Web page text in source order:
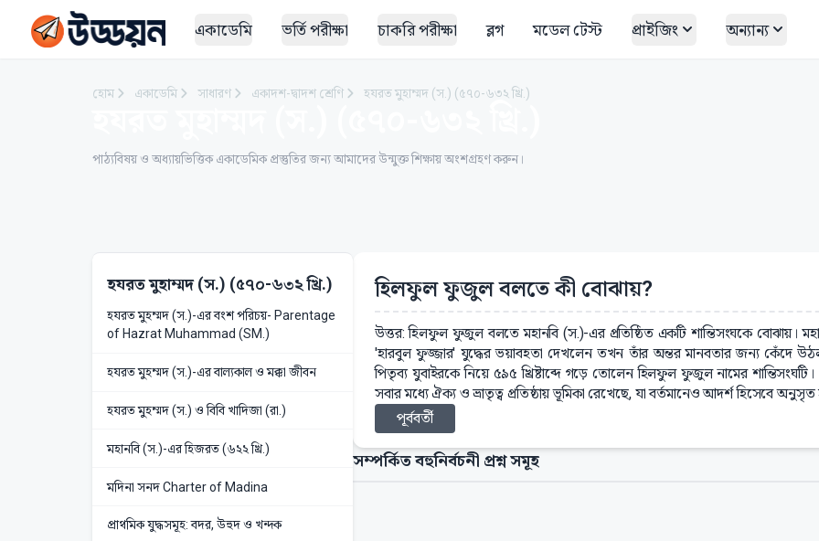
একাডেমি ভর্তি পরীক্ষা চাকরি পরীক্ষা ব্লগ মডেল টেস্ট প্রাইজিং অন্যান্য
হোম একাডেমি সাধারণ একাদশ-দ্বাদশ শ্রেণি হযরত মুহাম্মদ (স.) (৫৭০-৬৩২ খ্রি.)
পাঠ্যবিষয় ও অধ্যায়ভিত্তিক একাডেমিক প্রস্তুতির জন্য আমাদের উন্মুক্ত শিক্ষায় অংশগ্রহণ করুন।
হযরত মুহাম্মদ (স.) (৫৭০-৬৩২ খ্রি.)
হযরত মুহম্মদ (স.)-এর বংশ পরিচয়- Parentage
of Hazrat Muhammad (SM.)
হযরত মুহম্মদ (স.)-এর বাল্যকাল ও মক্কা জীবন
হযরত মুহম্মদ (স.) ও বিবি খাদিজা (রা.)
মহানবি (স.)-এর হিজরত (৬২২ খ্রি.)
মদিনা সনদ Charter of Madina
প্রাথমিক যুদ্ধসমূহ: বদর, উহুদ ও খন্দক
হিলফুল ফুজুল বলতে কী বোঝায়?
উত্তর: হিলফুল ফুজুল বলতে মহানবি (স.)-এর প্রতিষ্ঠিত একটি শান্তিসংঘকে বোঝায়।
'হারবুল ফুজ্জার' যুদ্ধের ভয়াবহতা দেখলেন তখন তাঁর অন্তর মানবতার জন্য কেঁদে
পিতৃব্য যুবাইরকে নিয়ে ৫৯৫ খ্রিষ্টাব্দে গড়ে তোলেন হিলফুল ফুজুল নামের শান্তিসংঘটি।
সবার মধ্যে ঐক্য ও ভ্রাতৃত্ব প্রতিষ্ঠায় ভূমিকা রেখেছে, যা বর্তমানেও আদর্শ হিসেবে অনুসৃত
পূর্ববর্তী
সম্পর্কিত বহুনির্বচনী প্রশ্ন সমূহ